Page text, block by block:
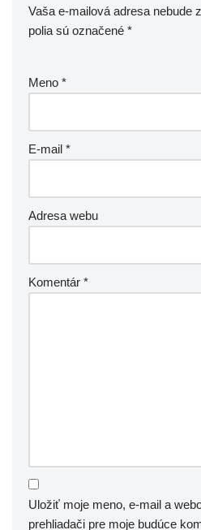
Vaša e-mailová adresa nebude
polia sú označené *
Meno *
E-mail *
Adresa webu
Komentár *
Uložiť moje meno, e-mail a
prehliadači pre moje budúce